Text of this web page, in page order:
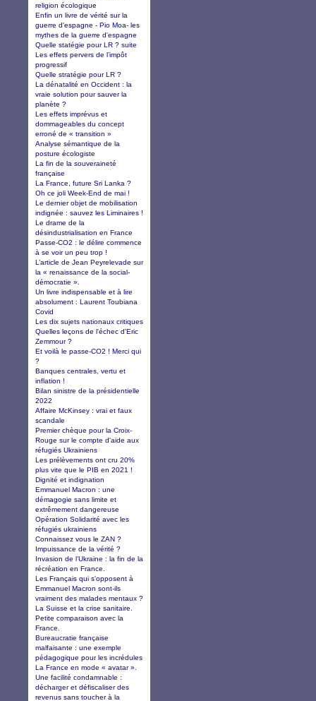
religion écologique
Enfin un livre de vérité sur la
guerre d'espagne - Pio Moa- les
mythes de la guerre d'espagne
Quelle statégie pour LR ? suite
Les effets pervers de l’impôt
progressif
Quelle stratégie pour LR ?
La dénatalité en Occident : la
vraie solution pour sauver la
planète ?
Les effets imprévus et
dommageables du concept
erroné de « transition »
Analyse sémantique de la
posture écologiste
La fin de la souveraineté
française
La France, future Sri Lanka ?
Oh ce joli Week-End de mai !
Le dernier objet de mobilisation
indignée : sauvez les Liminaires !
Le drame de la
désindustrialisation en France
Passe-CO2 : le délire commence
à se voir un peu trop !
L’article de Jean Peyrelevade sur
la « renaissance de la social-
démocratie ».
Un livre indispensable et à lire
absolument : Laurent Toubiana
Covid
Les dix sujets nationaux critiques
Quelles leçons de l'échec d'Eric
Zemmour ?
Et voilà le passe-CO2 ! Merci qui
?
Banques centrales, vertu et
inflation !
Bilan sinistre de la présidentielle
2022
Affaire McKinsey : vrai et faux
scandale
Premier chèque pour la Croix-
Rouge sur le compte d'aide aux
réfugiés Ukrainiens
Les prélèvements ont cru 20%
plus vite que le PIB en 2021 !
Dignité et indignation
Emmanuel Macron : une
démagogie sans limite et
extrêmement dangereuse
Opération Solidarité avec les
réfugiés ukrainiens
Connaissez vous le ZAN ?
Impuissance de la vérité ?
Invasion de l’Ukraine : la fin de la
récréation en France.
Les Français qui s'opposent à
Emmanuel Macron sont-ils
vraiment des malades mentaux ?
La Suisse et la crise sanitaire.
Petite comparaison avec la
France.
Bureaucratie française
malfaisante : une exemple
pédagogique pour les incrédules
La France en mode « avatar ».
Une facilité condamnable :
décharger et défiscaliser des
revenus sans toucher à la